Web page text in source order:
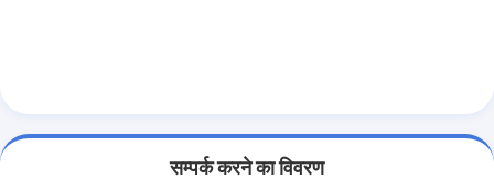
सम्पर्क करने का विवरण